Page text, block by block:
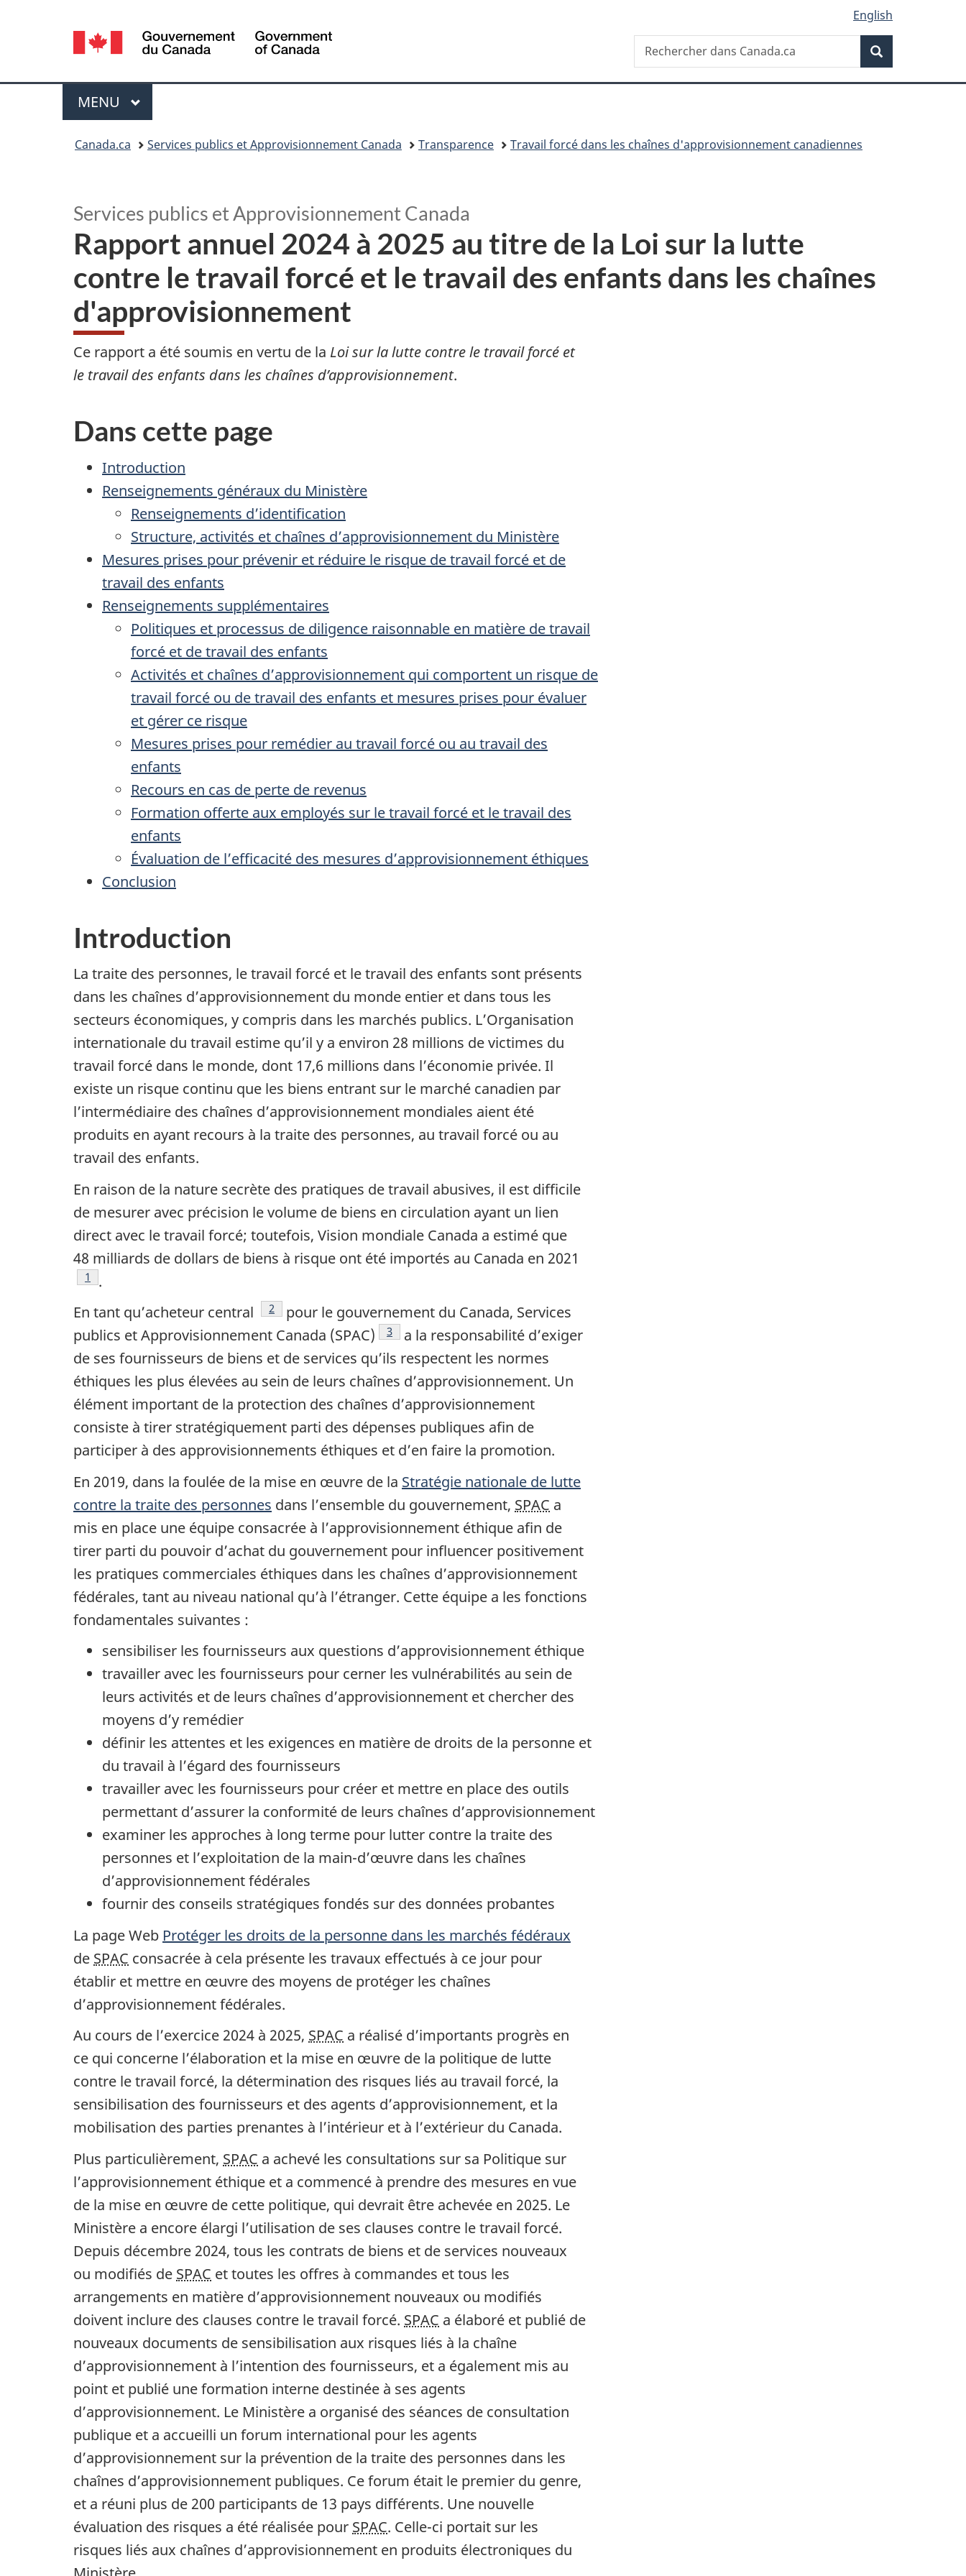
Invitations
sujet
HTML
Sélection
de
la
langue
English
Canada
Recherche
Rechercher
dans
Menu
MENU PRINCIPAL
Canada.ca Services publics et Approvisionnement Canada Transparence Travail forcé dans les chaînes d'approvisionnement canadiennes
Services publics et Approvisionnement Canada
Rapport annuel 2024 à 2025 au titre de la Loi sur la lutte
contre le travail forcé et le travail des enfants dans les chaînes
d'approvisionnement
Ce rapport a été soumis en vertu de la Loi sur la lutte contre le travail forcé et
le travail des enfants dans les chaînes d’approvisionnement.
Dans cette page
Introduction
Renseignements généraux du Ministère
Renseignements d’identification
Structure, activités et chaînes d’approvisionnement du Ministère
Mesures prises pour prévenir et réduire le risque de travail forcé et de
travail des enfants
Renseignements supplémentaires
Politiques et processus de diligence raisonnable en matière de travail
forcé et de travail des enfants
Activités et chaînes d’approvisionnement qui comportent un risque de
travail forcé ou de travail des enfants et mesures prises pour évaluer
et gérer ce risque
Mesures prises pour remédier au travail forcé ou au travail des
enfants
Recours en cas de perte de revenus
Formation offerte aux employés sur le travail forcé et le travail des
enfants
Évaluation de l’efficacité des mesures d’approvisionnement éthiques
Conclusion
Introduction
La traite des personnes, le travail forcé et le travail des enfants sont présents
dans les chaînes d’approvisionnement du monde entier et dans tous les
secteurs économiques, y compris dans les marchés publics. L’Organisation
internationale du travail estime qu’il y a environ 28 millions de victimes du
travail forcé dans le monde, dont 17,6 millions dans l’économie privée. Il
existe un risque continu que les biens entrant sur le marché canadien par
l’intermédiaire des chaînes d’approvisionnement mondiales aient été
produits en ayant recours à la traite des personnes, au travail forcé ou au
travail des enfants.
En raison de la nature secrète des pratiques de travail abusives, il est difficile
de mesurer avec précision le volume de biens en circulation ayant un lien
direct avec le travail forcé; toutefois, Vision mondiale Canada a estimé que
48 milliards de dollars de biens à risque ont été importés au Canada en 2021
Note de bas de page
1
.
En tant qu’acheteur central
Note de bas de page
2
pour le gouvernement du Canada, Services
publics et Approvisionnement Canada (SPAC)
Note de bas de page
3
a la responsabilité d’exiger
de ses fournisseurs de biens et de services qu’ils respectent les normes
éthiques les plus élevées au sein de leurs chaînes d’approvisionnement. Un
élément important de la protection des chaînes d’approvisionnement
consiste à tirer stratégiquement parti des dépenses publiques afin de
participer à des approvisionnements éthiques et d’en faire la promotion.
En 2019, dans la foulée de la mise en œuvre de la Stratégie nationale de lutte
contre la traite des personnes dans l’ensemble du gouvernement, SPAC a
mis en place une équipe consacrée à l’approvisionnement éthique afin de
tirer parti du pouvoir d’achat du gouvernement pour influencer positivement
les pratiques commerciales éthiques dans les chaînes d’approvisionnement
fédérales, tant au niveau national qu’à l’étranger. Cette équipe a les fonctions
fondamentales suivantes :
sensibiliser les fournisseurs aux questions d’approvisionnement éthique
travailler avec les fournisseurs pour cerner les vulnérabilités au sein de
leurs activités et de leurs chaînes d’approvisionnement et chercher des
moyens d’y remédier
définir les attentes et les exigences en matière de droits de la personne et
du travail à l’égard des fournisseurs
travailler avec les fournisseurs pour créer et mettre en place des outils
permettant d’assurer la conformité de leurs chaînes d’approvisionnement
examiner les approches à long terme pour lutter contre la traite des
personnes et l’exploitation de la main-d’œuvre dans les chaînes
d’approvisionnement fédérales
fournir des conseils stratégiques fondés sur des données probantes
La page Web Protéger les droits de la personne dans les marchés fédéraux
de SPAC consacrée à cela présente les travaux effectués à ce jour pour
établir et mettre en œuvre des moyens de protéger les chaînes
d’approvisionnement fédérales.
Au cours de l’exercice 2024 à 2025, SPAC a réalisé d’importants progrès en
ce qui concerne l’élaboration et la mise en œuvre de la politique de lutte
contre le travail forcé, la détermination des risques liés au travail forcé, la
sensibilisation des fournisseurs et des agents d’approvisionnement, et la
mobilisation des parties prenantes à l’intérieur et à l’extérieur du Canada.
Plus particulièrement, SPAC a achevé les consultations sur sa Politique sur
l’approvisionnement éthique et a commencé à prendre des mesures en vue
de la mise en œuvre de cette politique, qui devrait être achevée en 2025. Le
Ministère a encore élargi l’utilisation de ses clauses contre le travail forcé.
Depuis décembre 2024, tous les contrats de biens et de services nouveaux
ou modifiés de SPAC et toutes les offres à commandes et tous les
arrangements en matière d’approvisionnement nouveaux ou modifiés
doivent inclure des clauses contre le travail forcé. SPAC a élaboré et publié de
nouveaux documents de sensibilisation aux risques liés à la chaîne
d’approvisionnement à l’intention des fournisseurs, et a également mis au
point et publié une formation interne destinée à ses agents
d’approvisionnement. Le Ministère a organisé des séances de consultation
publique et a accueilli un forum international pour les agents
d’approvisionnement sur la prévention de la traite des personnes dans les
chaînes d’approvisionnement publiques. Ce forum était le premier du genre,
et a réuni plus de 200 participants de 13 pays différents. Une nouvelle
évaluation des risques a été réalisée pour SPAC. Celle-ci portait sur les
risques liés aux chaînes d’approvisionnement en produits électroniques du